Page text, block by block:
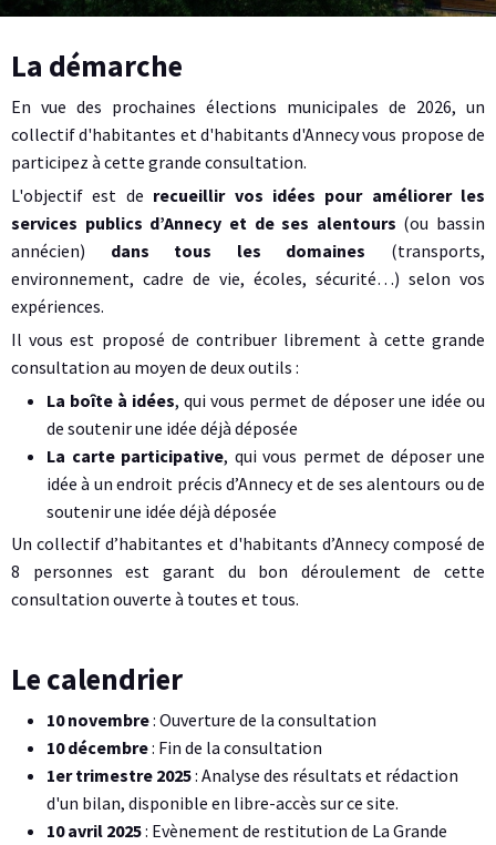
a
G
r
a
n
d
e
C
t
La démarche
En vue des prochaines élections municipales de 2026, un
collectif d'habitantes et d'habitants d'Annecy vous propose de
participez à cette grande consultation.
L'objectif est de recueillir vos idées pour améliorer les
services publics d’Annecy et de ses alentours (ou bassin
annécien) dans tous les domaines (transports,
environnement, cadre de vie, écoles, sécurité…) selon vos
expériences.
Il vous est proposé de contribuer librement à cette grande
consultation au moyen de deux outils :
La boîte à idées, qui vous permet de déposer une idée ou
de soutenir une idée déjà déposée
La carte participative, qui vous permet de déposer une
idée à un endroit précis d’Annecy et de ses alentours ou de
soutenir une idée déjà déposée
Un collectif d’habitantes et d'habitants d’Annecy composé de
8 personnes est garant du bon déroulement de cette
consultation ouverte à toutes et tous.
Le calendrier
10 novembre: Ouverture de la consultation
10 décembre: Fin de la consultation
1er trimestre 2025: Analyse des résultats et rédaction
d'un bilan, disponible en libre-accès sur ce site.
10 avril 2025: Evènement de restitution de La Grande